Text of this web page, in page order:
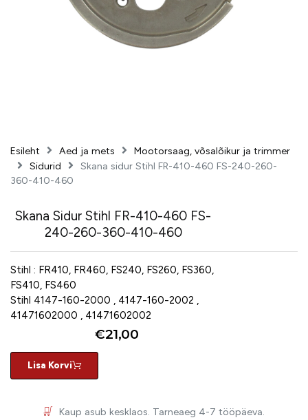
Esileht Aed ja mets
Mootorsaag, võsalõikur ja trimmer
Sidurid
Skana sidur Stihl FR-410-460 FS-240-260-
360-410-460
Skana Sidur Stihl FR-410-460 FS-
240-260-360-410-460
Stihl : FR410, FR460, FS240, FS260, FS360,
FS410, FS460
Stihl 4147-160-2000 , 4147-160-2002 ,
41471602000 , 41471602002
€21,00
Lisa Korvi
Kaup asub kesklaos. Tarneaeg 4-7 tööpäeva.